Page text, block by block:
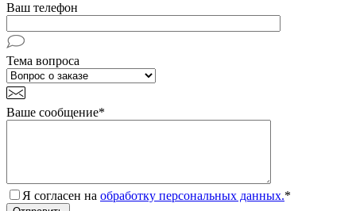
Ваш телефон
Тема вопроса
Ваше сообщение*
Я согласен на обработку персональных данных.*